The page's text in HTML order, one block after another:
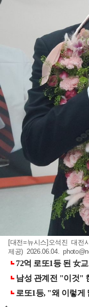
[대전=뉴시스]오석진 대전
제공) 2026.06.04.